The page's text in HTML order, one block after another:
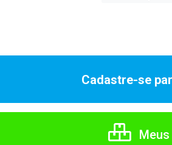
Cadastre-se